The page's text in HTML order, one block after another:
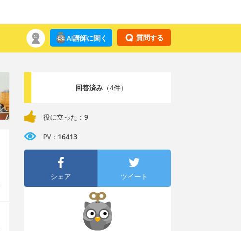
質問する
AI講師に聞く
回答済み（4件）
役に立った： 9
PV： 16413
シェア ツイート